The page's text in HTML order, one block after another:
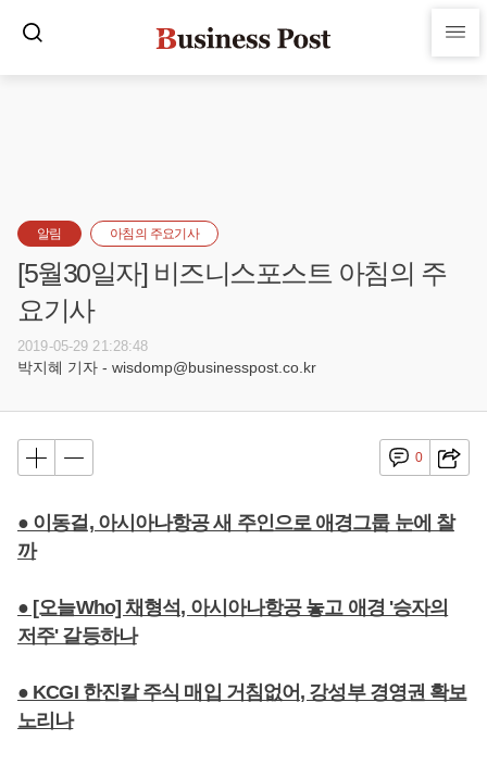
알림 아침의 주요기사
[5월30일자] 비즈니스포스트 아침의 주
요기사
2019-05-29 21:28:48
박지혜 기자 - wisdomp@businesspost.co.kr
0
● 이동걸, 아시아나항공 새 주인으로 애경그룹 눈에 찰
까
● [오늘Who] 채형석, 아시아나항공 놓고 애경 '승자의
저주' 갈등하나
● KCGI 한진칼 주식 매입 거침없어, 강성부 경영권 확보
노리나